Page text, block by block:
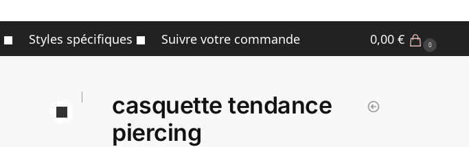
Styles spécifiques Suivre votre commande 0,00€ 0
casquette tendance
piercing